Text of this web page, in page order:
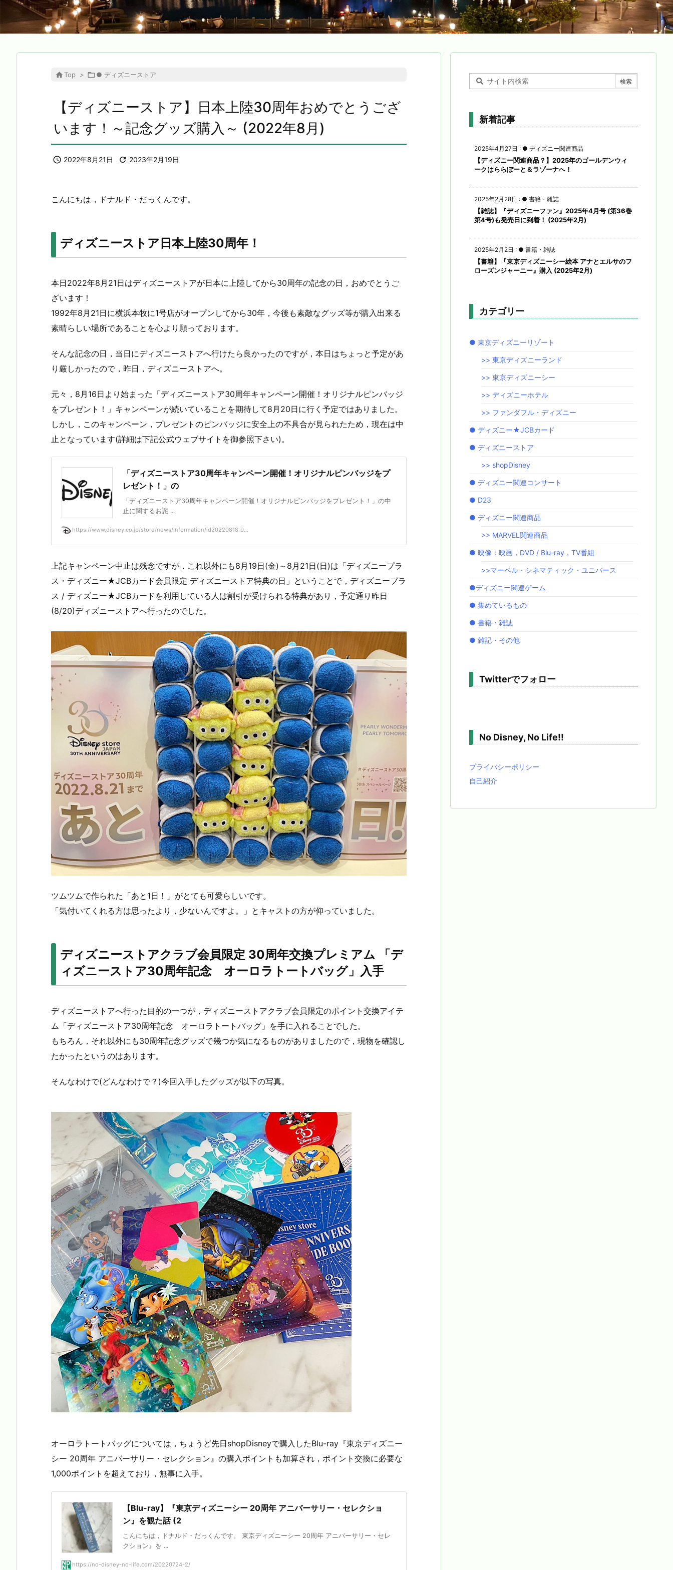
Top > ● ディズニーストア
【ディズニーストア】日本上陸30周年おめでとうござ
います！～記念グッズ購入～ (2022年8月)
 2022年8月21日  2023年2月19日
こんにちは，ドナルド・だっくんです。
ディズニーストア日本上陸30周年！
本日2022年8月21日はディズニーストアが日本に上陸してから30周年の記念の日，おめでとうご
ざいます！
1992年8月21日に横浜本牧に1号店がオープンしてから30年，今後も素敵なグッズ等が購入出来る
素晴らしい場所であることを心より願っております。
そんな記念の日，当日にディズニーストアへ行けたら良かったのですが，本日はちょっと予定があ
り厳しかったので，昨日，ディズニーストアへ。
元々，8月16日より始まった「ディズニーストア30周年キャンペーン開催！オリジナルピンバッジ
をプレゼント！」キャンペーンが続いていることを期待して8月20日に行く予定ではありました。
しかし，このキャンペーン，プレゼントのピンバッジに安全上の不具合が見られたため，現在は中
止となっています(詳細は下記公式ウェブサイトを御参照下さい)。
「ディズニーストア30周年キャンペーン開催！オリジナルピンバッジをプ
レゼント！」の
「ディズニーストア30周年キャンペーン開催！オリジナルピンバッジをプレゼント！」の中
止に関するお詫 ...
https://www.disney.co.jp/store/news/information/id20220818_0...
上記キャンペーン中止は残念ですが，これ以外にも8月19日(金)～8月21日(日)は「ディズニープラ
ス・ディズニー★JCBカード会員限定 ディズニーストア特典の日」ということで，ディズニープラ
ス / ディズニー★JCBカードを利用している人は割引が受けられる特典があり，予定通り昨日
(8/20)ディズニーストアへ行ったのでした。
ツムツムで作られた「あと1日！」がとても可愛らしいです。
「気付いてくれる方は思ったより，少ないんですよ。」とキャストの方が仰っていました。
ディズニーストアクラブ会員限定 30周年交換プレミアム 「デ
ィズニーストア30周年記念 オーロラトートバッグ」入手
ディズニーストアへ行った目的の一つが，ディズニーストアクラブ会員限定のポイント交換アイテ
ム「ディズニーストア30周年記念 オーロラトートバッグ」を手に入れることでした。
もちろん，それ以外にも30周年記念グッズで幾つか気になるものがありましたので，現物を確認し
たかったというのはあります。
そんなわけで(どんなわけで？)今回入手したグッズが以下の写真。
オーロラトートバッグについては，ちょうど先日shopDisneyで購入したBlu-ray『東京ディズニー
シー 20周年 アニバーサリー・セレクション』の購入ポイントも加算され，ポイント交換に必要な
1,000ポイントを超えており，無事に入手。
【Blu-ray】『東京ディズニーシー 20周年 アニバーサリー・セレクショ
ン』を観た話 (2
こんにちは，ドナルド・だっくんです。 東京ディズニーシー 20周年 アニバーサリー・セレ
クション』を ...
https://no-disney-no-life.com/20220724-2/
新着記事
2025年4月27日 : ● ディズニー関連商品
【ディズニー関連商品？】2025年のゴールデンウィ
ークはららぽーと＆ラゾーナへ！
2025年2月28日 : ● 書籍・雑誌
【雑誌】『ディズニーファン』2025年4月号 (第36巻
第4号)も発売日に到着！ (2025年2月)
2025年2月2日 : ● 書籍・雑誌
【書籍】『東京ディズニーシー絵本 アナとエルサのフ
ローズンジャーニー』購入 (2025年2月)
カテゴリー
● 東京ディズニーリゾート
>> 東京ディズニーランド
>> 東京ディズニーシー
>> ディズニーホテル
>> ファンダフル・ディズニー
● ディズニー★JCBカード
● ディズニーストア
>> shopDisney
● ディズニー関連コンサート
● D23
● ディズニー関連商品
>> MARVEL関連商品
● 映像：映画，DVD / Blu-ray，TV番組
>>マーベル・シネマティック・ユニバース
●ディズニー関連ゲーム
● 集めているもの
● 書籍・雑誌
● 雑記・その他
Twitterでフォロー
No Disney, No Life!!
プライバシーポリシー
自己紹介